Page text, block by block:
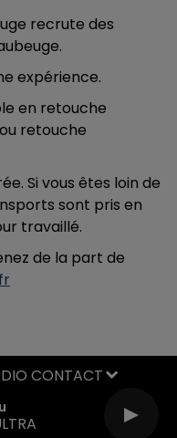
recrute des
expérience.
en retouche
retouche
Si vous êtes loin de
sont pris en
travaillé.
de la part de
CONTACT